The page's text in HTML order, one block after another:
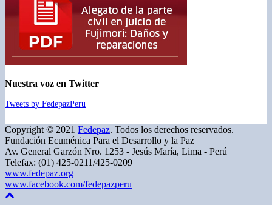
Nuestra voz en Twitter
Tweets by FedepazPeru
Copyright © 2021 Fedepaz. Todos los derechos reservados.
Fundación Ecuménica Para el Desarrollo y la Paz
Av. General Garzón Nro. 1253 - Jesús María, Lima - Perú
Telefax: (01) 425-0211/425-0209
www.fedepaz.org
www.facebook.com/fedepazperu